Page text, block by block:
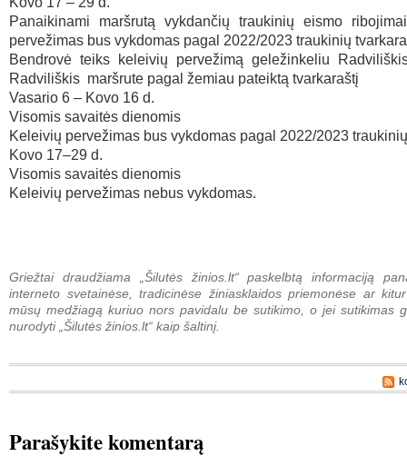
Panaikinami maršrutą vykdančių traukinių eismo
pervežimas bus vykdomas pagal 2022/2023 traukinių
Bendrovė teiks keleivių pervežimą geležinkeliu
Radviliškis maršrute pagal žemiau pateiktą tvarkaraštį
Vasario 6 – Kovo 16 d.
Visomis savaitės dienomis
Keleivių pervežimas bus vykdomas pagal 2022/2023
Kovo 17–29 d.
Visomis savaitės dienomis
Keleivių pervežimas nebus vykdomas.
Griežtai draudžiama „Šilutės žinios.lt“ paskelbtą informaciją
interneto svetainėse, tradicinėse žiniasklaidos priemonėse ar
mūsų medžiagą kuriuo nors pavidalu be sutikimo, o jei sutikimas
nurodyti „Šilutės žinios.lt“ kaip šaltinį.
Parašykite komentarą